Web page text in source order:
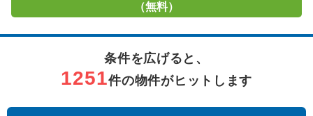
（無料）
条件を広げると、
1251件の物件がヒットします